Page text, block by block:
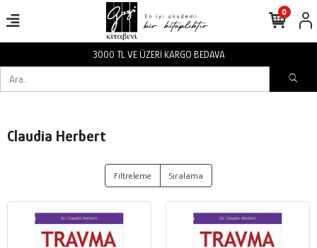
3000 TL VE ÜZERİ KARGO BEDAVA
0
Claudia Herbert
Filtreleme Sıralama